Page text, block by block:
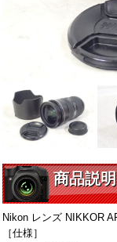
商品説明
Nikon レンズ NIKKOR
［仕様］